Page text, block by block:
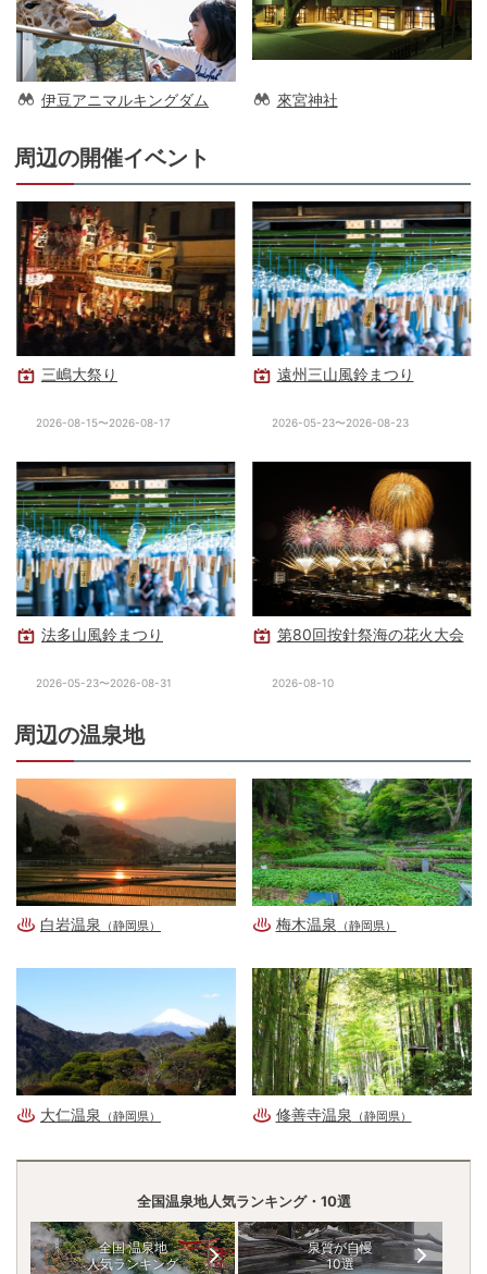
伊豆アニマルキングダム 來宮神社
周辺の開催イベント
三嶋大祭り
2026-08-15〜2026-08-17
遠州三山風鈴まつり
2026-05-23〜2026-08-23
法多山風鈴まつり
2026-05-23〜2026-08-31
第80回按針祭海の花火大会
2026-08-10
周辺の温泉地
白岩温泉 （静岡県） 梅木温泉 （静岡県）
大仁温泉 （静岡県） 修善寺温泉 （静岡県）
全国温泉地人気ランキング・10選
全国 温泉地
人気ランキング
泉質が自慢
10選